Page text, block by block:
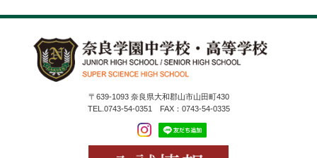
〒639-1093 奈良県大和郡山市山田町430
TEL.0743-54-0351 FAX：0743-54-0335